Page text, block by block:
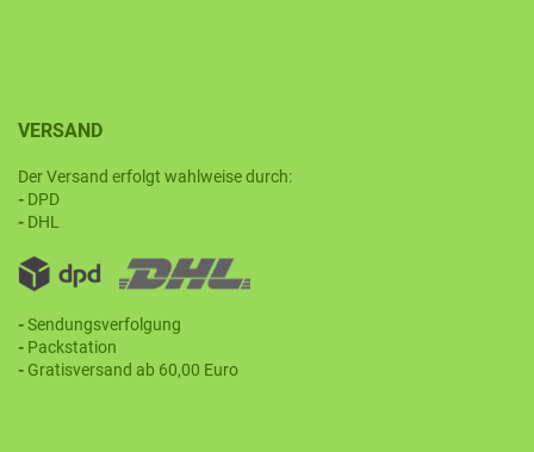
VERSAND
Der Versand erfolgt wahlweise durch:
- DPD
- DHL
-Sendungsverfolgung
- Packstation
- Gratisversand ab 60,00 Euro